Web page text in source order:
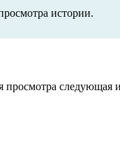
истории.
следующая